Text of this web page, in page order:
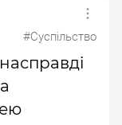
#Суспільство